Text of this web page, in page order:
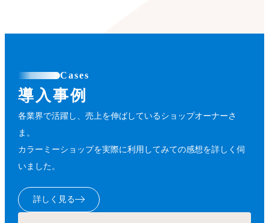
Cases
導入事例
各業界で活躍し、売上を伸ばしているショップオーナーさ
ま。
カラーミーショップを実際に利用してみての感想を詳しく伺
いました。
詳しく見る